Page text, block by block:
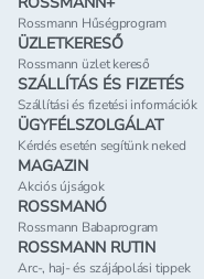
Rossmann Hűségprogram
ÜZLETKERESŐ
Rossmann üzlet kereső
SZÁLLÍTÁS ÉS FIZETÉS
Szállítási és fizetési információk
ÜGYFÉLSZOLGÁLAT
Kérdés esetén segítünk neked
MAGAZIN
Akciós újságok
ROSSMANÓ
Rossmann Babaprogram
ROSSMANN RUTIN
Arc-, haj- és szájápolási tippek